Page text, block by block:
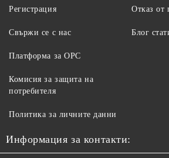
Регистрация
Свържи се с нас
Отказ от
Блог
Платформа за ОРС
Комисия за защита на
потребителя
Политика за личните данни
Информация за контакти: